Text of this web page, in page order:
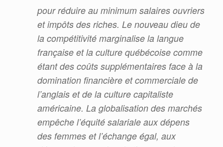
pour réduire au minimum salaires ouvriers
et impôts des riches. Le nouveau dieu de
la compétitivité marginalise la langue
française et la culture québécoise comme
étant des coûts supplémentaires face à la
domination financière et commerciale de
l’anglais et de la culture capitaliste
américaine. La globalisation des marchés
empêche l’équité salariale aux dépens
des femmes et l’échange égal, aux